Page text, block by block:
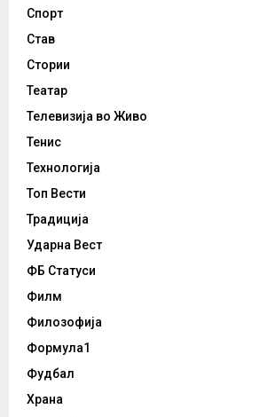
Спорт
Став
Стории
Театар
Телевизија во Живо
Тенис
Технологија
Топ Вести
Традиција
Ударна Вест
ФБ Статуси
Филм
Филозофија
Формула1
Фудбал
Храна